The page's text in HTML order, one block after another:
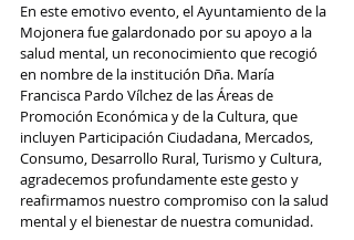
En este emotivo evento, el Ayuntamiento de la
Mojonera fue galardonado por su apoyo a la
salud mental, un reconocimiento que recogió
en nombre de la institución Dña. María
Francisca Pardo Vílchez de las Áreas de
Promoción Económica y de la Cultura, que
incluyen Participación Ciudadana, Mercados,
Consumo, Desarrollo Rural, Turismo y Cultura,
agradecemos profundamente este gesto y
reafirmamos nuestro compromiso con la salud
mental y el bienestar de nuestra comunidad.